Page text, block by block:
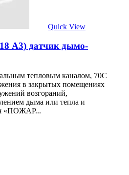
Quick View
А3) датчик дымо-
тепловым каналом, 70С
в закрытых помещениях
возгораний,
дыма или тепла и
«ПОЖАР...